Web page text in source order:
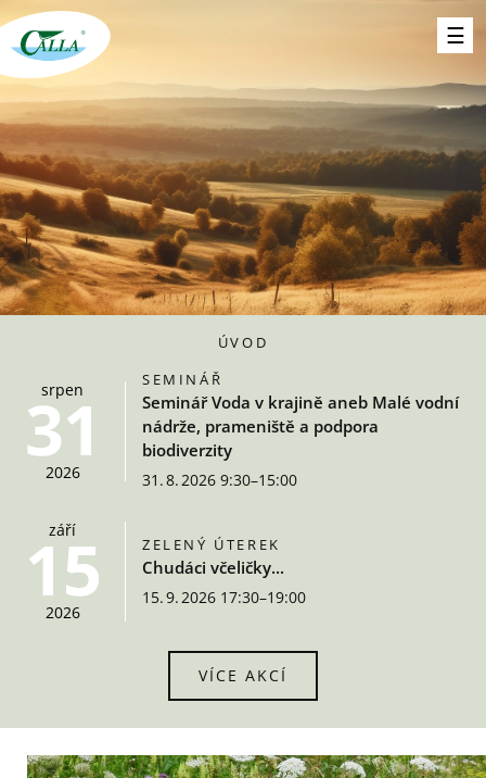
ÚVOD
srpen
31
2026
SEMINÁŘ
Seminář Voda v krajině aneb Malé vodní
nádrže, prameniště a podpora
biodiverzity
31. 8. 2026 9:30–15:00
září
15
2026
ZELENÝ ÚTEREK
Chudáci včeličky...
15. 9. 2026 17:30–19:00
VÍCE AKCÍ